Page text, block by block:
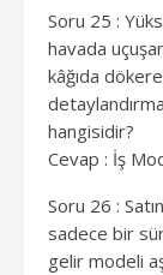
Soru 25 :
havada
kâğıda
hangisidir?
Cevap : İş
Soru 26 :
sadece bir
gelir modeli